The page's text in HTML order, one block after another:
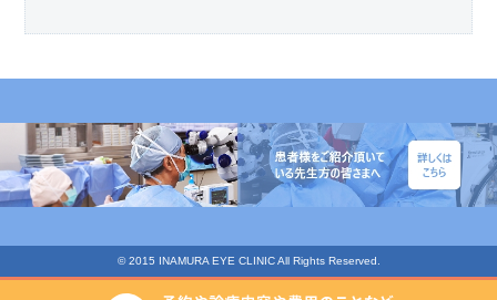
© 2015 INAMURA EYE CLINIC All Rights Reserved.